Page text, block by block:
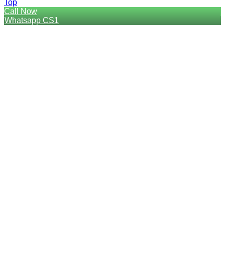
Top
Call Now
Whatsapp CS1